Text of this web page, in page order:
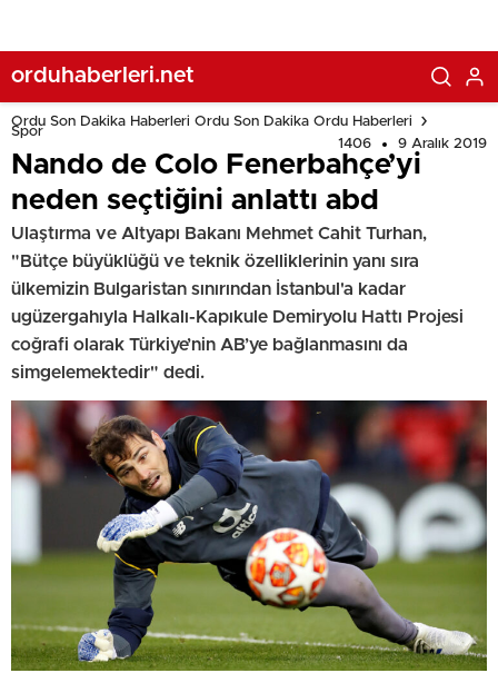
orduhaberleri.net
Ordu Son Dakika Haberleri Ordu Son Dakika Ordu Haberleri
Spor
1406
9 Aralık 2019
Nando de Colo Fenerbahçe’yi
neden seçtiğini anlattı abd
Ulaştırma ve Altyapı Bakanı Mehmet Cahit Turhan,
"Bütçe büyüklüğü ve teknik özelliklerinin yanı sıra
ülkemizin Bulgaristan sınırından İstanbul'a kadar
ugüzergahıyla Halkalı-Kapıkule Demiryolu Hattı Projesi
coğrafi olarak Türkiye’nin AB’ye bağlanmasını da
simgelemektedir" dedi.